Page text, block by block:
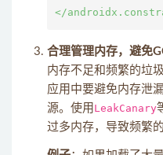
合理管理内存，避免
内存不足和频繁的垃
应用中要避免内存泄
源。使用 LeakCanary
过多内存，导致频繁的